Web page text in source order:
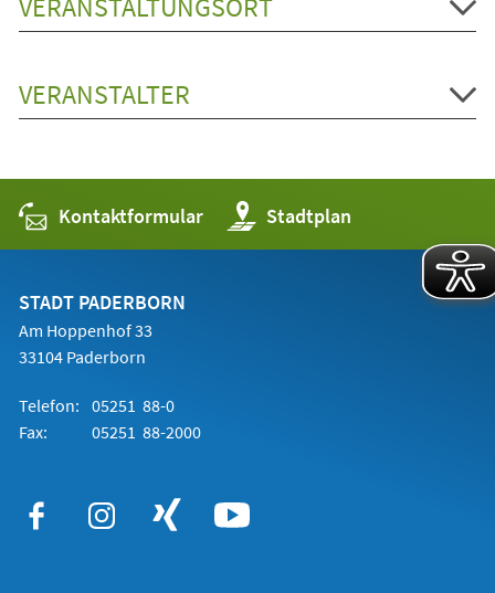
VERANSTALTER
Kontaktformular Stadtplan
(Öffnet
in
einem
STADT PADERBORN
Am Hoppenhof 33
33104 Paderborn
Telefon: 05251 88-0
Fax:
05251 88-2000